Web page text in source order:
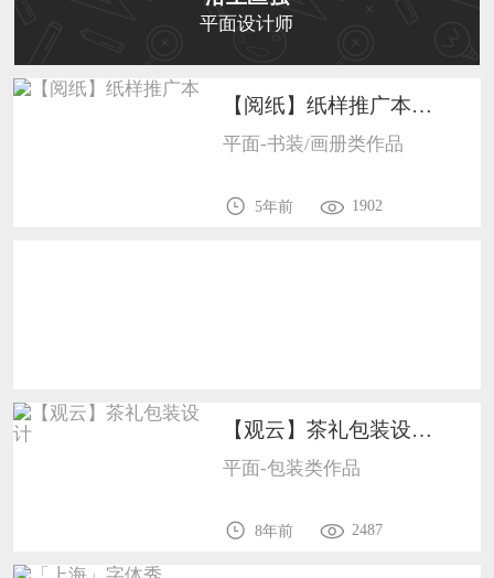
恭喜133****8874用户作品已成功备案！
恭喜138****8638用户作品已成功备案！
恭喜133****9020用户作品已成功备案！
恭喜136****9807用户作品已成功备案！
平面设计师
【阅纸】纸样推广本1009
平面-书装/画册类作品
5年前 1902
【观云】茶礼包装设计1008
平面-包装类作品
8年前 2487